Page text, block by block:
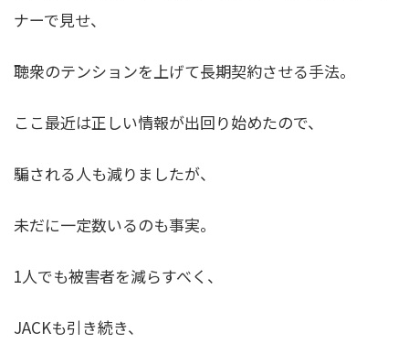
ナーで見せ、
聴衆のテンションを上げて長期契約させる手法。
ここ最近は正しい情報が出回り始めたので、
騙される人も減りましたが、
未だに一定数いるのも事実。
1人でも被害者を減らすべく、
JACKも引き続き、